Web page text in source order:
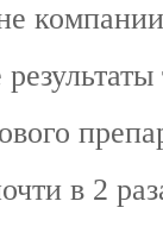
компании
в 2